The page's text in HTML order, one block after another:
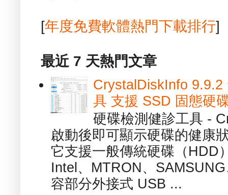
[年度免費軟體熱門下載排行]
最近 7 天熱門文章
CrystalDiskInfo 9.9.2
具 支援 SSD 固態硬
硬碟檢測健診工具 -
啟動後即可顯示硬碟的健康
它支援一般傳統硬碟（HDD
Intel、MTRON、
容部分外接式 USB ...